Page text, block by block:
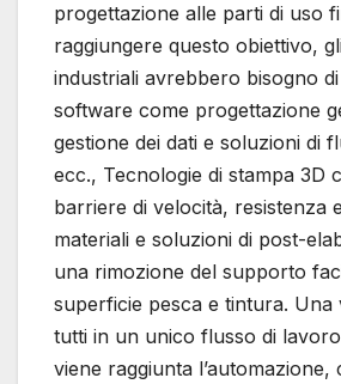
progettazione alle parti di uso
raggiungere questo obiettivo,
industriali avrebbero bisogno
software come progettazione
gestione dei dati e soluzioni di
ecc., Tecnologie di stampa 3D
barriere di velocità, resistenza
materiali e soluzioni di post-
una rimozione del supporto
superficie pesca e tintura. Una
tutti in un unico flusso di
viene raggiunta